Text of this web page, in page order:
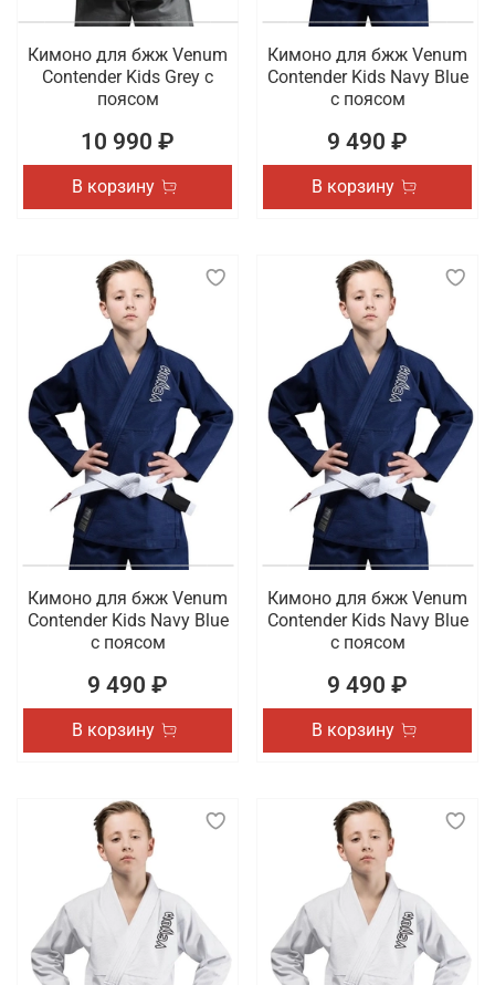
Кимоно для бжж Venum
Contender Kids Grey с
поясом
10 990 ₽
В корзину
Кимоно для бжж Venum
Contender Kids Navy Blue
с поясом
9 490 ₽
В корзину
Кимоно для бжж Venum
Contender Kids Navy Blue
с поясом
9 490 ₽
В корзину
Кимоно для бжж Venum
Contender Kids Navy Blue
с поясом
9 490 ₽
В корзину